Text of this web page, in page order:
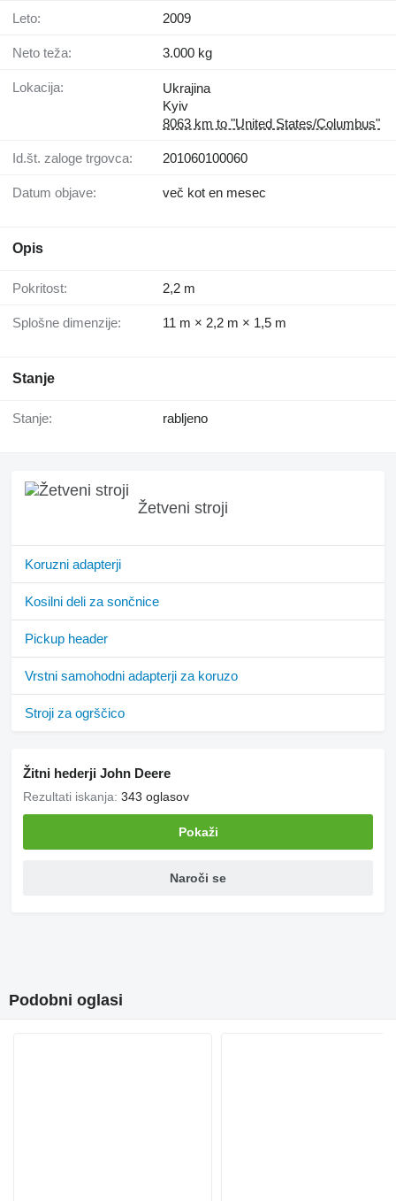
Leto: 2009
Neto teža: 3.000 kg
Lokacija:
Ukrajina
Kyiv
8063 km to "United States/Columbus"
Id.št. zaloge trgovca: 201060100060
Datum objave: več kot en mesec
Opis
Pokritost: 2,2 m
Splošne dimenzije: 11 m × 2,2 m × 1,5 m
Stanje
Stanje: rabljeno
Žetveni stroji
Koruzni adapterji
Kosilni deli za sončnice
Pickup header
Vrstni samohodni adapterji za koruzo
Stroji za ogrščico
Žitni hederji John Deere
Rezultati iskanja: 343 oglasov
Pokaži
Naroči se
Podobni oglasi